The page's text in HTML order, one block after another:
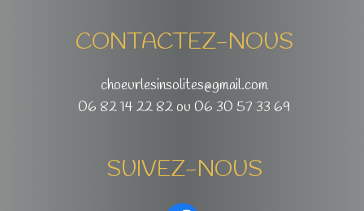
CONTACTEZ-NOUS
choeurlesinsolites@gmail.com
06 82 14 22 82 ou 06 30 57 33 69
SUIVEZ-NOUS